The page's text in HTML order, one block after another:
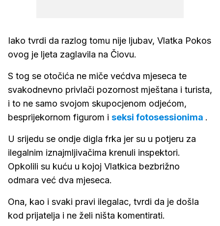
Iako tvrdi da razlog tomu nije ljubav, Vlatka Pokos
ovog je ljeta zaglavila na Čiovu.
S tog se otočića ne miče većdva mjeseca te
svakodnevno privlači pozornost mještana i turista,
i to ne samo svojom skupocjenom odjećom,
besprijekornom figurom i seksi fotosessionima .
U srijedu se ondje digla frka jer su u potjeru za
ilegalnim iznajmljivačima krenuli inspektori.
Opkolili su kuću u kojoj Vlatkica bezbrižno
odmara već dva mjeseca.
Ona, kao i svaki pravi ilegalac, tvrdi da je došla
kod prijatelja i ne želi ništa komentirati.